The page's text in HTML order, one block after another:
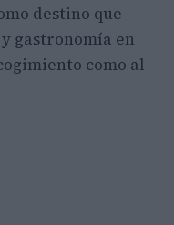
destino que
gastronomía en
como al